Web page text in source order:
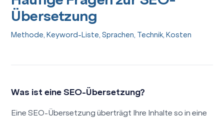
Übersetzung
Methode, Keyword-Liste, Sprachen, Technik, Kosten
Was ist eine SEO-Übersetzung?
Eine SEO-Übersetzung überträgt Ihre Inhalte so in eine